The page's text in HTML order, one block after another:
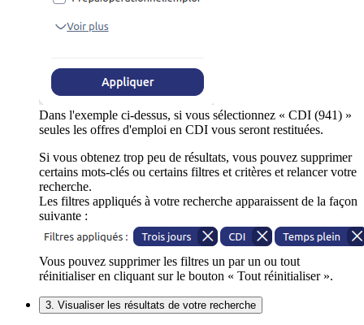
Dans l'exemple ci-dessus, si vous sélectionnez « CDI (941) »
seules les offres d'emploi en CDI vous seront restituées.
Si vous obtenez trop peu de résultats, vous pouvez supprimer
certains mots-clés ou certains filtres et critères et relancer votre
recherche.
Les filtres appliqués à votre recherche apparaissent de la façon
suivante :
Vous pouvez supprimer les filtres un par un ou tout
réinitialiser en cliquant sur le bouton « Tout réinitialiser ».
3. Visualiser les résultats de votre recherche